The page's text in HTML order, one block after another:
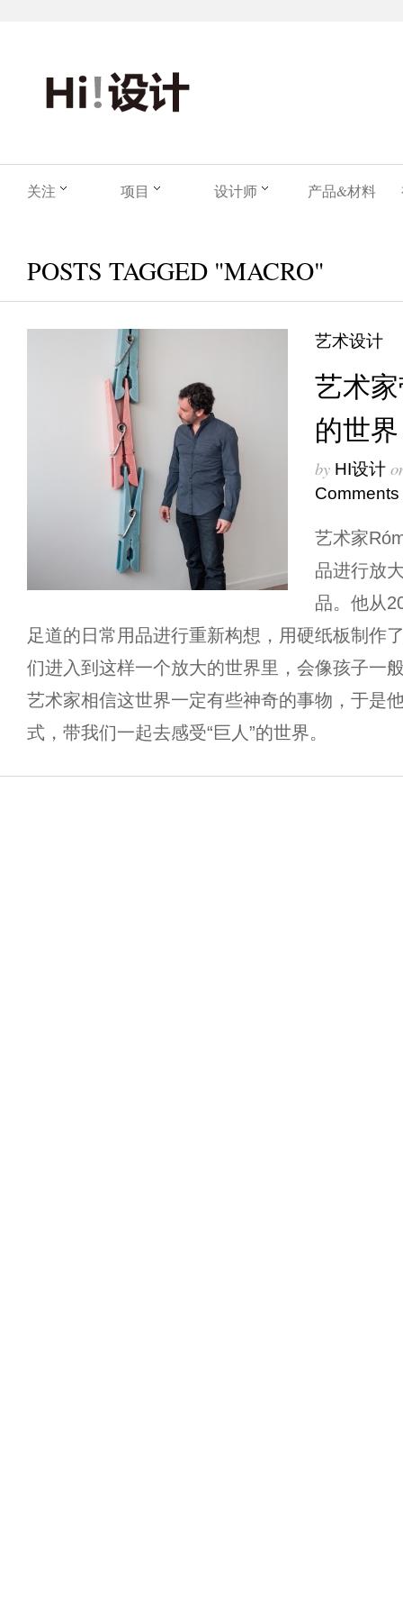
关注 项目 设计师 产品&材料
POSTS TAGGED "MACRO"
艺术设计
艺术
的世界
by HI设计
Comments
艺术家
品进行放
品。他从
足道的日常用品进行重新构想，用硬纸板制作
们进入到这样一个放大的世界里，会像孩子一
艺术家相信这世界一定有些神奇的事物，于是
式，带我们一起去感受“巨人”的世界。